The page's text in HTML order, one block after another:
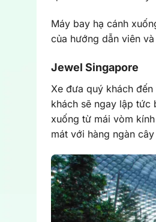
Máy bay hạ cánh
của hướng dẫn viên
Jewel Singapore
Xe đưa quý khách
khách sẽ ngay lập tức
xuống từ mái vòm
mát với hàng ngàn